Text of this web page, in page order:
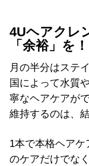
4Uヘアクレ
「余裕」を！
月の半分はステ
国によって水質
寧なヘアケアが
維持するのは、
1本で本格ヘアケ
のケアだけでな